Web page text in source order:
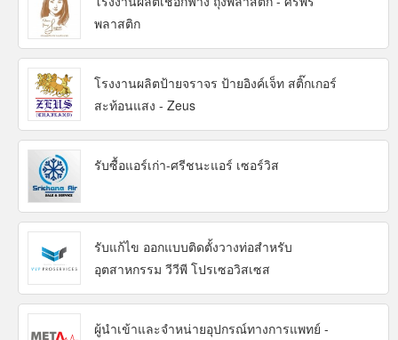
พลาสติก
โรงงานผลิตป้ายจราจร ป้ายอิงค์เจ็ท สติ๊กเกอร์
สะท้อนแสง - Zeus
รับซื้อแอร์เก่า-ศรีชนะแอร์ เซอร์วิส
รับแก้ไข ออกแบบติดตั้งวางท่อสำหรับ
อุตสาหกรรม วีวีพี โปรเซอวิสเซส
ผู้นำเข้าและจำหน่ายอุปกรณ์ทางการแพทย์ -